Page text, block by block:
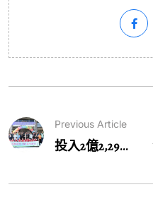
Previous Article
投入2億2,29...